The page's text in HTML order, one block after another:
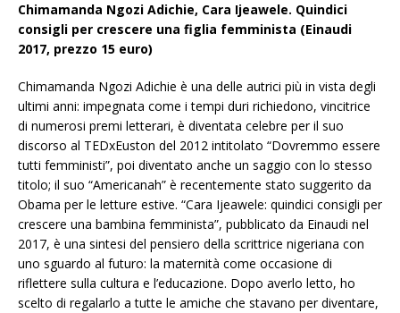
Chimamanda Ngozi Adichie, Cara Ijeawele. Quindici
consigli per crescere una figlia femminista (Einaudi
2017, prezzo 15 euro)
Chimamanda Ngozi Adichie è una delle autrici più in vista degli
ultimi anni: impegnata come i tempi duri richiedono, vincitrice
di numerosi premi letterari, è diventata celebre per il suo
discorso al TEDxEuston del 2012 intitolato “Dovremmo essere
tutti femministi”, poi diventato anche un saggio con lo stesso
titolo; il suo “Americanah” è recentemente stato suggerito da
Obama per le letture estive. “Cara Ijeawele: quindici consigli per
crescere una bambina femminista”, pubblicato da Einaudi nel
2017, è una sintesi del pensiero della scrittrice nigeriana con
uno sguardo al futuro: la maternità come occasione di
riflettere sulla cultura e l’educazione. Dopo averlo letto, ho
scelto di regalarlo a tutte le amiche che stavano per diventare,